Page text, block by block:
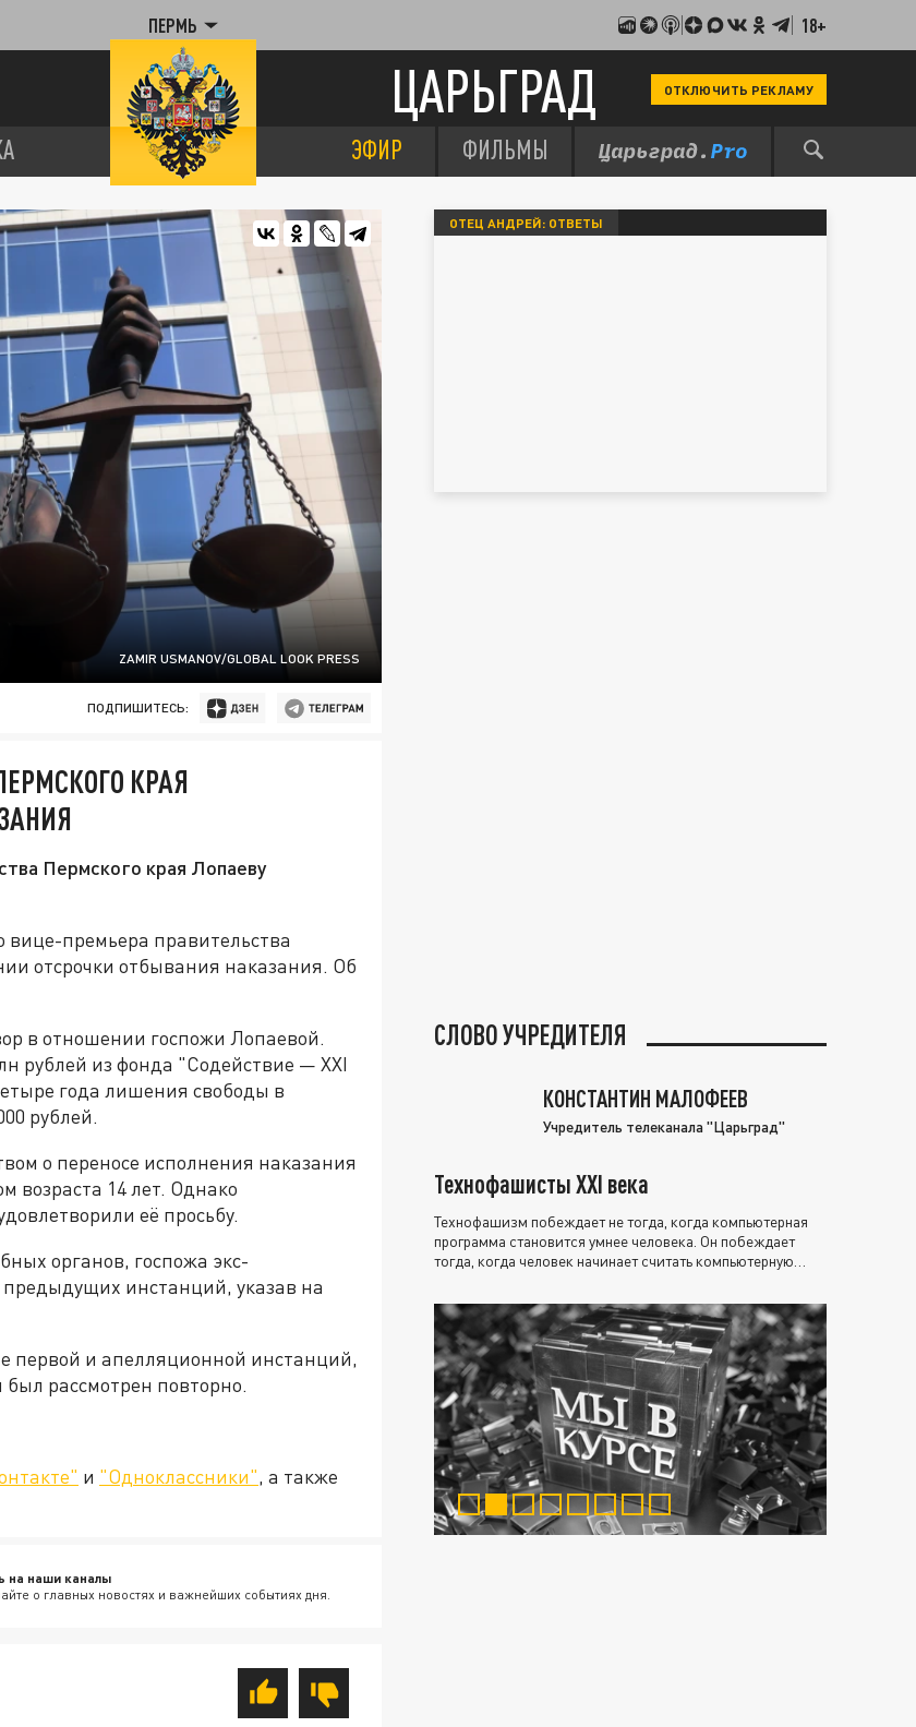
ПЕРМЬ 18+
ЦАРЬГРАД ОТКЛЮЧИТЬ РЕКЛАМУ
ЭФИР ФИЛЬМЫ
ZAMIR USMANOV/GLOBAL LOOK PRESS
ПОДПИШИТЕСЬ:
КРАЯ
Пермского края Лопаеву
премьера правительства
отсрочки отбывания наказания. Об
в отношении госпожи Лопаевой.
рублей из фонда "Содействие — XXI
года лишения свободы в
рублей.
о переносе исполнения наказания
возраста 14 лет. Однако
её просьбу.
органов, госпожа экс-
инстанций, указав на
первой и апелляционной инстанций,
рассмотрен повторно.
и "Одноклассники", а также
на наши каналы
о главных новостях и важнейших событиях дня.
ОТЕЦ АНДРЕЙ: ОТВЕТЫ
СЛОВО УЧРЕДИТЕЛЯ
КОНСТАНТИН МАЛОФЕЕВ
Учредитель телеканала "Царьград"
Технофашисты XXI века
Технофашизм побеждает не тогда, когда компьютерная
программа становится умнее человека. Он побеждает
тогда, когда человек начинает считать компьютерную